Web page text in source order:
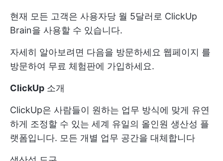
현재 모든 고객은 사용자당 월 5달러로 ClickUp
Brain을 사용할 수 있습니다.
자세히 알아보려면 다음을 방문하세요 웹페이지 를
방문하여 무료 체험판에 가입하세요.
ClickUp 소개
ClickUp은 사람들이 원하는 업무 방식에 맞게 유연
하게 조정할 수 있는 세계 유일의 올인원 생산성 플
랫폼입니다. 모든 개별 업무 공간을 대체합니다